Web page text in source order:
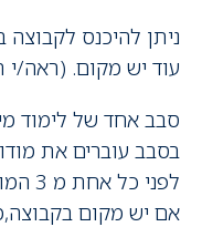
ניתן להיכנס
עוד יש מקום. (ראה/
אם יש מקום